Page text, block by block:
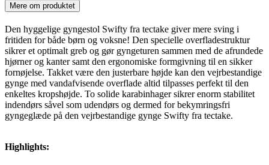
Mere om produktet
Den hyggelige gyngestol Swifty fra tectake giver mere sving i
fritiden for både børn og voksne! Den specielle overfladestruktur
sikrer et optimalt greb og gør gyngeturen sammen med de afrundede
hjørner og kanter samt den ergonomiske formgivning til en sikker
fornøjelse. Takket være den justerbare højde kan den vejrbestandige
gynge med vandafvisende overflade altid tilpasses perfekt til den
enkeltes kropshøjde. To solide karabinhager sikrer enorm stabilitet
indendørs såvel som udendørs og dermed for bekymringsfri
gyngeglæde på den vejrbestandige gynge Swifty fra tectake.
Highlights: